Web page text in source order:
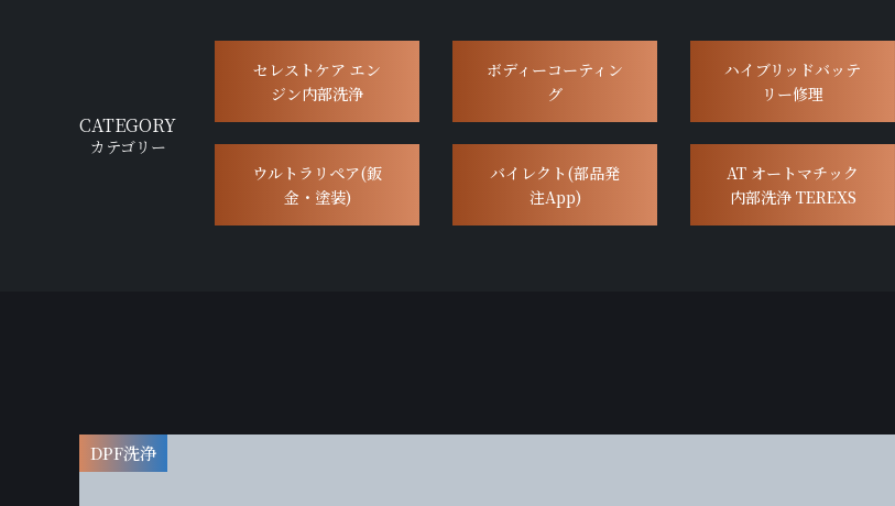
CATEGORY
カテゴリー
セレストケア エン
ジン内部洗浄
ボディーコーティン
グ
ハイブリッドバッテ
リー修理
ウルトラリペア(鈑
金・塗装)
バイレクト(部品発
注App)
AT オートマチック
内部洗浄 TEREXS
DPF洗浄